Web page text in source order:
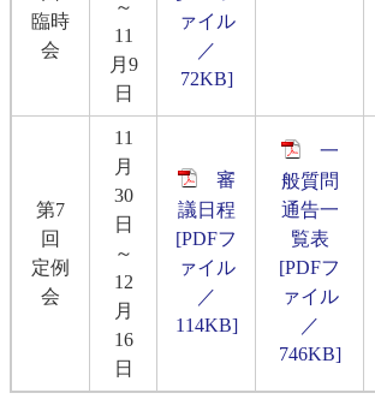
臨時
会
～
11
月9
日
ァイル
／
72KB]
第7
回
定例
会
11
月
30
日
～
12
月
16
日
審
議日程
[PDFフ
ァイル
／
114KB]
一
般質問
通告一
覧表
[PDFフ
ァイル
／
746KB]